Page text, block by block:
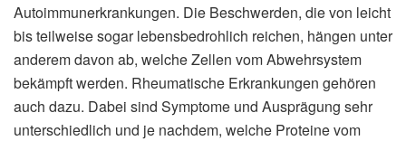
Autoimmunerkrankungen. Die Beschwerden, die von leicht
bis teilweise sogar lebensbedrohlich reichen, hängen unter
anderem davon ab, welche Zellen vom Abwehrsystem
bekämpft werden. Rheumatische Erkrankungen gehören
auch dazu. Dabei sind Symptome und Ausprägung sehr
unterschiedlich und je nachdem, welche Proteine vom